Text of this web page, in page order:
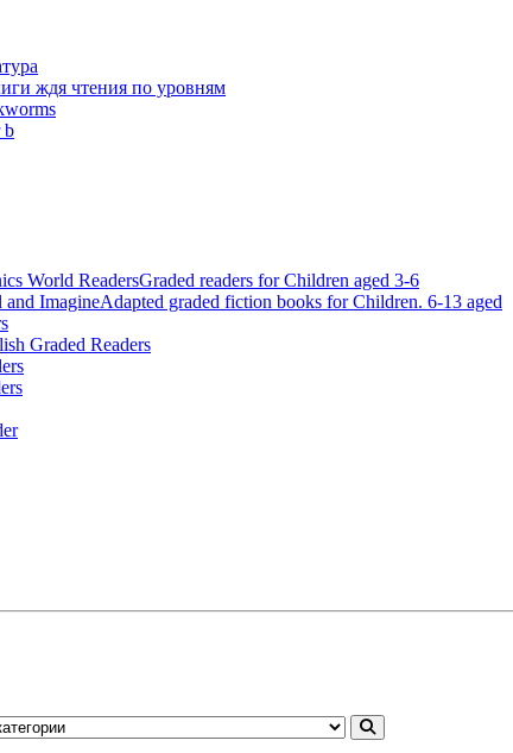
ждя чтения по уровням
b
World ReadersGraded readers for Children aged 3-6
and ImagineAdapted graded fiction books for Children. 6-13 aged
Graded Readers